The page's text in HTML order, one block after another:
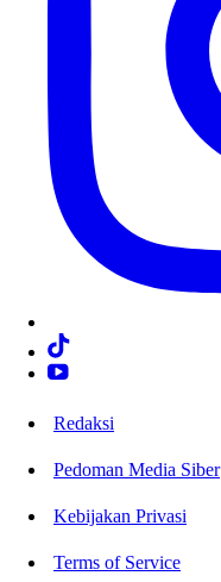
Redaksi
Pedoman Media Siber
Kebijakan Privasi
Terms of Service